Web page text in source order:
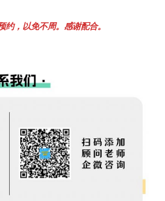
，以免不周。感谢配合。